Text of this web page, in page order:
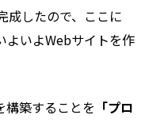
成したので、ここに
よいよWebサイトを作
構築することを 「プロ